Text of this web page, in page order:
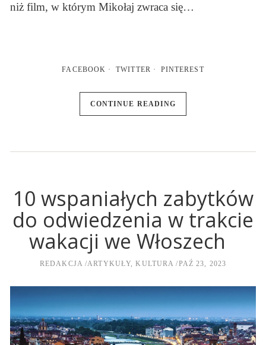
niż film, w którym Mikołaj zwraca się…
FACEBOOK TWITTER PINTEREST
CONTINUE READING
10 wspaniałych zabytków
do odwiedzenia w trakcie
wakacji we Włoszech
REDAKCJA ARTYKUŁY ,KULTURA PAŹ 23, 2023